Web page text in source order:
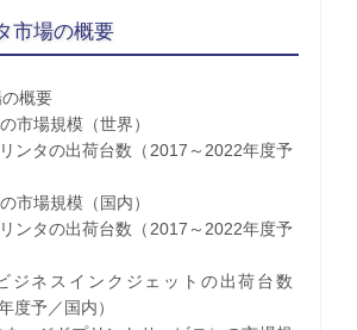
場の概要
概要
市場規模（世界）
タの出荷台数（2017～2022年度予
市場規模（国内）
タの出荷台数（2017～2022年度予
スインクジェットの出荷台数
度予／国内）